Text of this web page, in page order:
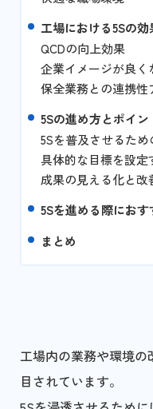
工場における5Sの
QCDの向上効果
企業イメージが良く
保全業務との連携性
5Sの進め方とポイン
5Sを普及させるた
具体的な目標を設定
成果の見える化と改
5Sを進める際にお
まとめ
工場内の業務や環境
目されています。